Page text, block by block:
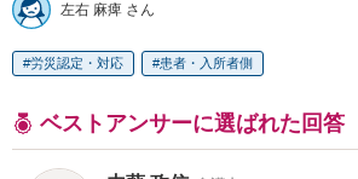
左右 麻痺 さん
労災認定・対応 患者・入所者側
ベストアンサーに選ばれた回答